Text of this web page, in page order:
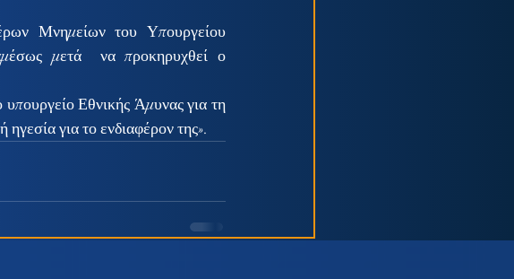
Μνημείων του Υπουργείου
μετά  να προκηρυχθεί ο
υπουργείο Εθνικής Άμυνας για τη
για το ενδιαφέρον της».